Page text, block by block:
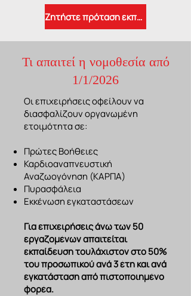
Ζητήστε πρόταση εκπαίδευσης
Τι απαιτεί η νομοθεσία από
1/1/2026
Οι επιχειρήσεις οφείλουν να
διασφαλίζουν οργανωμένη
ετοιμότητα σε:
Πρώτες Βοήθειες
Καρδιοαναπνευστική
Αναζωογόνηση (ΚΑΡΠΑ)
Πυρασφάλεια
Εκκένωση εγκαταστάσεων
Για επιχειρήσεις άνω των 50
εργαζομένων απαιτείται
εκπαίδευση τουλάχιστον στο 50%
του προσωπικού ανά 3 έτη και ανά
εγκατάσταση από πιστοποιημένο
φορέα.